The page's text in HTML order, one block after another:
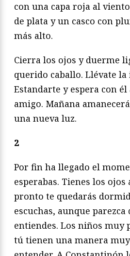
con una capa roja al
de plata y un casco con
más alto.
Cierra los ojos y duerme
querido caballo. Llévate la
Estandarte y espera con
amigo. Mañana
una nueva luz.
2
Por fin ha llegado el
esperabas. Tienes los
pronto te quedarás
escuchas, aunque parezca
entiendes. Los niños muy
tú tienen una manera